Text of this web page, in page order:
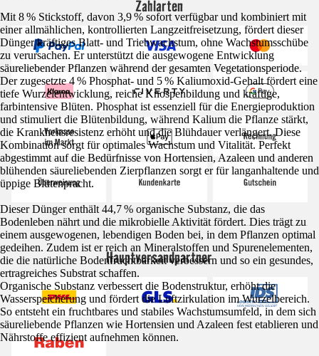
Mit 8 % Stickstoff, davon 3,9 % sofort verfügbar und kombiniert mit
einer allmählichen, kontrollierten Langzeitfreisetzung, fördert dieser
Dünger kräftiges Blatt- und Triebwachstum, ohne Wachstumsschübe
zu verursachen. Er unterstützt die ausgewogene Entwicklung
säureliebender Pflanzen während der gesamten Vegetationsperiode.
Der zugesetzte 4 % Phosphat- und 5 % Kaliumoxid-Gehalt fördert eine
tiefe Wurzelentwicklung, reiche Knospenbildung und kräftige,
farbintensive Blüten. Phosphat ist essenziell für die Energieproduktion
und stimuliert die Blütenbildung, während Kalium die Pflanze stärkt,
die Krankheitsresistenz erhöht und die Blühdauer verlängert. Diese
Kombination sorgt für optimales Wachstum und Vitalität. Perfekt
abgestimmt auf die Bedürfnisse von Hortensien, Azaleen und anderen
blühenden säureliebenden Zierpflanzen sorgt er für langanhaltende und
üppige Blütenpracht.
Dieser Dünger enthält 44,7 % organische Substanz, die das
Bodenleben nährt und die mikrobielle Aktivität fördert. Dies trägt zu
einem ausgewogenen, lebendigen Boden bei, in dem Pflanzen optimal
gedeihen. Zudem ist er reich an Mineralstoffen und Spurenelementen,
die die natürliche Bodenfruchtbarkeit verbessern und so ein gesundes,
ertragreiches Substrat schaffen.
Organische Substanz verbessert die Bodenstruktur, erhöht die
Wasserspeicherung und fördert die Luftzirkulation im Wurzelbereich.
So entsteht ein fruchtbares und stabiles Wachstumsumfeld, in dem sich
säureliebende Pflanzen wie Hortensien und Azaleen fest etablieren und
Nährstoffe effizient aufnehmen können.
Zahlarten
Hauptversandpartner